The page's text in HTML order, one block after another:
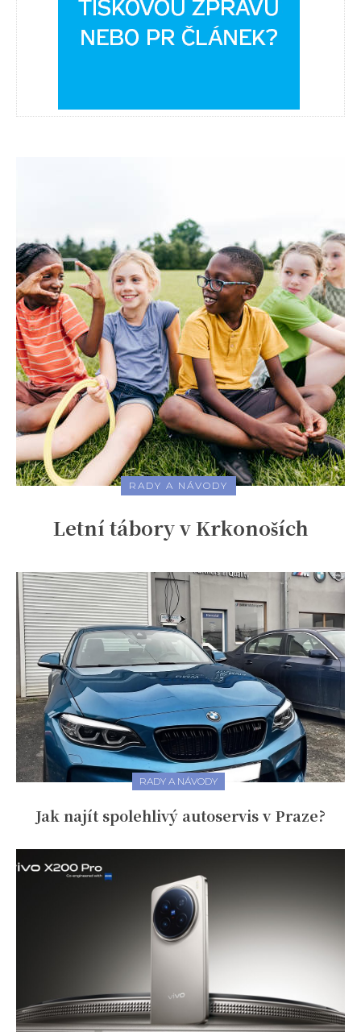
RADY A NÁVODY
Letní tábory v Krkonoších
RADY A NÁVODY
Jak najít spolehlivý autoservis v Praze?